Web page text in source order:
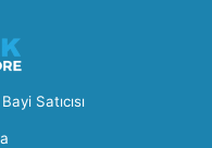
Satıcısı